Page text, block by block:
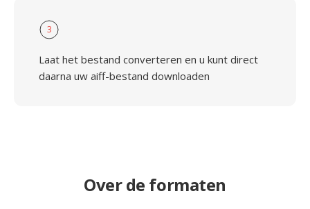
3
Laat het bestand converteren en u kunt direct
daarna uw aiff-bestand downloaden
Over de formaten